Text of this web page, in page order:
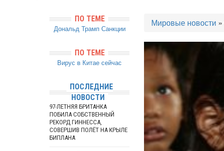
Мировые новости »
ПО ТЕМЕ
Дональд Трамп Санкции
ПО ТЕМЕ
Вирус в Китае сейчас
ПОСЛЕДНИЕ
НОВОСТИ
97-ЛЕТНЯЯ БРИТАНКА
ПОБИЛА СОБСТВЕННЫЙ
РЕКОРД ГИННЕССА,
СОВЕРШИВ ПОЛЁТ НА КРЫЛЕ
БИПЛАНА